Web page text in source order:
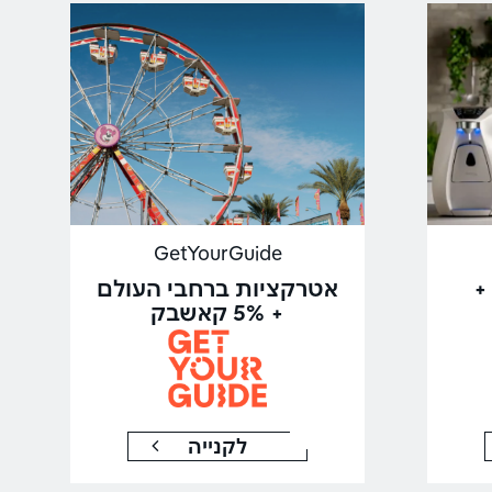
GetYourGuide
אטרקציות ברחבי העולם
+ 5% קאשבק
לקנייה